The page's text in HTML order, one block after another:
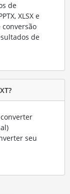
de
XLSX e
de
seu